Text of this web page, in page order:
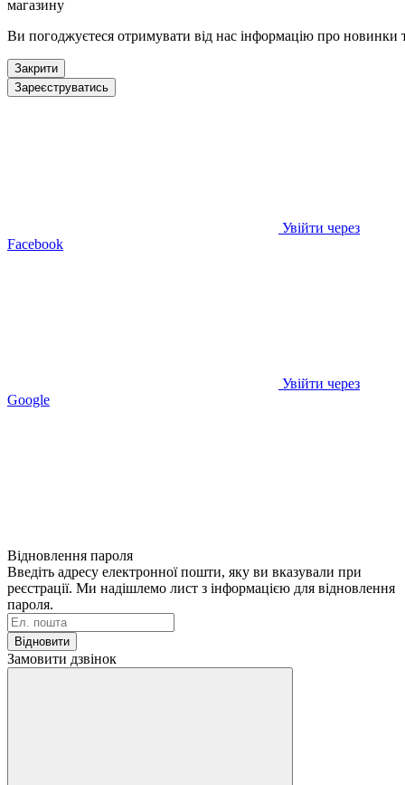
магазину
Ви погоджуєтеся отримувати від нас інформацію про новинки
Закрити
Зареєструватись
Увійти через
Facebook
Увійти через
Google
Відновлення пароля
Введіть адресу електронної пошти, яку ви вказували при
реєстрації. Ми надішлемо лист з інформацією для відновлення
пароля.
Відновити
Замовити дзвінок